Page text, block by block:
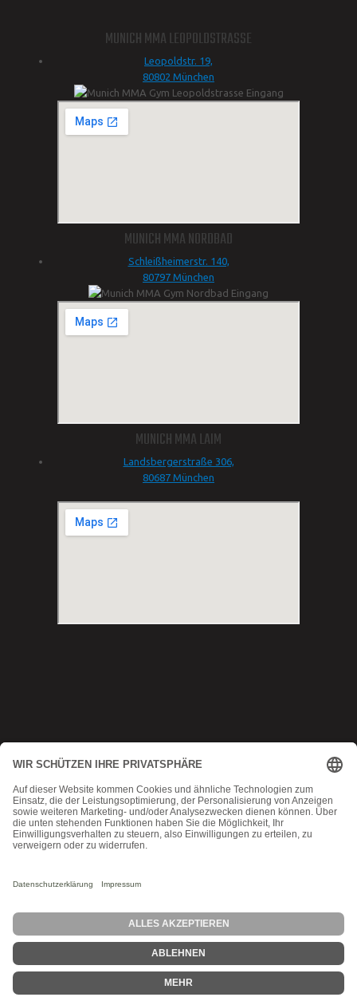
MUNICH MMA LEOPOLDSTRASSE
Leopoldstr. 19,
80802 München
MUNICH MMA NORDBAD
Schleißheimerstr. 140,
80797 München
MUNICH MMA LAIM
Landsbergerstraße 306,
80687 München
Datenschutz|AGB|Impressum
MadeByMomoko
Probetraining
Angebot
Stundenplan